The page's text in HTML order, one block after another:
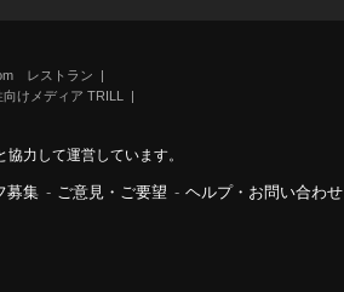
レストラン
けメディア TRILL
力して運営しています。
募集 - ご意見・ご要望 - ヘルプ・お問い合わせ